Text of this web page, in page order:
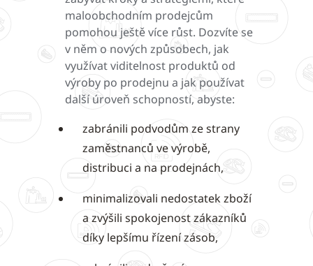
maloobchodním prodejcům
pomohou ještě více růst. Dozvíte se
v něm o nových způsobech, jak
využívat viditelnost produktů od
výroby po prodejnu a jak používat
další úroveň schopností, abyste:
zabránili podvodům ze strany
zaměstnanců ve výrobě,
distribuci a na prodejnách,
minimalizovali nedostatek zboží
a zvýšili spokojenost zákazníků
díky lepšímu řízení zásob,